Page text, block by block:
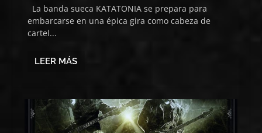
La banda sueca KATATONIA se prepara para
embarcarse en una épica gira como cabeza de
cartel...
LEER MÁS